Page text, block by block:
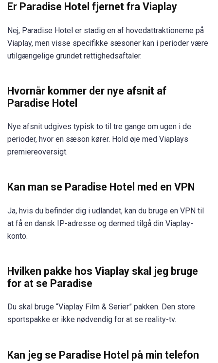
Er Paradise Hotel fjernet fra Viaplay
Nej, Paradise Hotel er stadig en af hovedattraktionerne på
Viaplay, men visse specifikke sæsoner kan i perioder være
utilgængelige grundet rettighedsaftaler.
Hvornår kommer der nye afsnit af
Paradise Hotel
Nye afsnit udgives typisk to til tre gange om ugen i de
perioder, hvor en sæson kører. Hold øje med Viaplays
premiereoversigt.
Kan man se Paradise Hotel med en VPN
Ja, hvis du befinder dig i udlandet, kan du bruge en VPN til
at få en dansk IP-adresse og dermed tilgå din Viaplay-
konto.
Hvilken pakke hos Viaplay skal jeg bruge
for at se Paradise
Du skal bruge “Viaplay Film & Serier” pakken. Den store
sportspakke er ikke nødvendig for at se reality-tv.
Kan jeg se Paradise Hotel på min telefon